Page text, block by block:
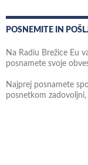
POSNEMITE IN
Na Radiu Brežice Eu
posnamete svoje
Najprej posnamete
posnetkom